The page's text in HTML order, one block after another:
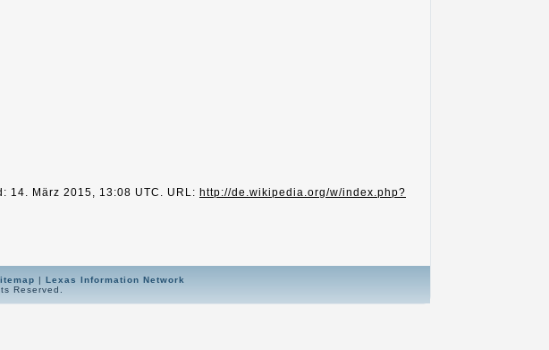
14. März 2015, 13:08 UTC. URL: http://de.wikipedia.org/w/index.php?
| Lexas Information Network
Reserved.